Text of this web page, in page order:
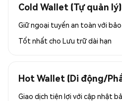
Cold Wallet (Tự quản lý)
Giữ ngoại tuyến an toàn với
Tốt nhất cho Lưu trữ dài hạn
Hot Wallet (Di động/
Giao dịch tiện lợi với cập nhật